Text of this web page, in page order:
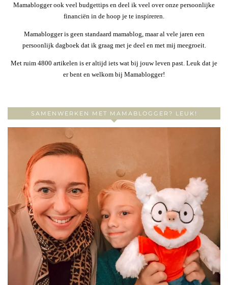
Mamablogger ook veel budgettips en deel ik veel over onze persoonlijke
financiën in de hoop je te inspireren.
Mamablogger is geen standaard mamablog, maar al vele jaren een
persoonlijk dagboek dat ik graag met je deel en met mij meegroeit.
Met ruim 4800 artikelen is er altijd iets wat bij jouw leven past. Leuk dat je
er bent en welkom bij Mamablogger!
SAMENWERKEN MET MAMABLOGGER? LEUK!